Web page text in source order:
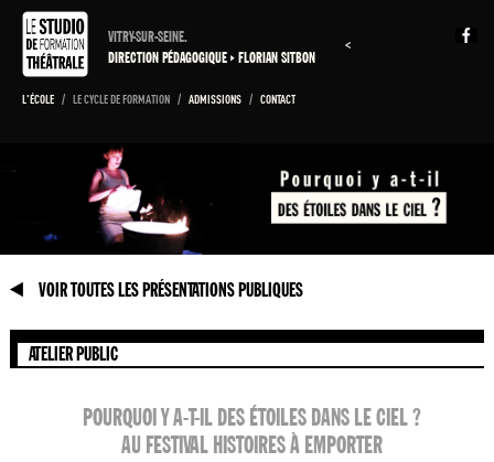
VITRY-SUR-SEINE.
DIRECTION PÉDAGOGIQUE FLORIAN SITBON
<
L'ÉCOLE / LE CYCLE DE FORMATION / ADMISSIONS / CONTACT
VOIR TOUTES LES PRÉSENTATIONS PUBLIQUES
ATELIER PUBLIC
POURQUOI Y A-T-IL DES ÉTOILES DANS LE CIEL ?
AU FESTIVAL HISTOIRES À EMPORTER